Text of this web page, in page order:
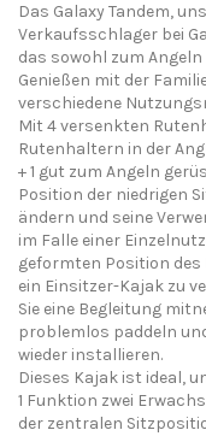
Das GalaxyTandem,
Verkaufsschlager bei
das sowohl zum Angeln
Genießen mit der
verschiedene
Mit 4 versenkten Ruten
Rutenhaltern in der
+ 1 gut zum Angeln
Position der niedrigen
ändern und seine
im Falle einer
geformten Position des
ein Einsitzer-Kajak zu
Sie eine Begleitung
problemlos paddeln
wieder installieren.
Dieses Kajak ist ideal,
1 Funktion zwei
der zentralen